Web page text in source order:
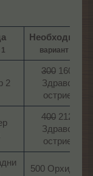
Необходимо
вариант 2
2​
300 160
Здраво
острие​
400 212
Здраво
острие​
500 Орхидея​